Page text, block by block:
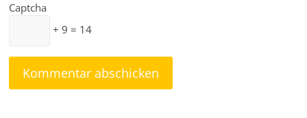
Captcha
+ 9 = 14